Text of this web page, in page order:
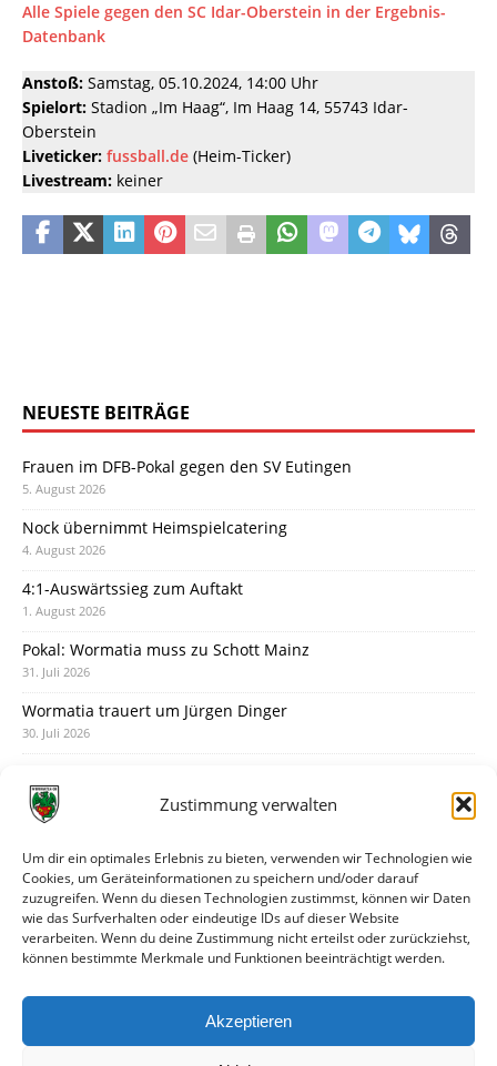
Zustimmung verwalten
Um dir ein optimales Erlebnis zu bieten, verwenden wir Technologien wie
Cookies, um Geräteinformationen zu speichern und/oder darauf
zuzugreifen. Wenn du diesen Technologien zustimmst, können wir Daten
wie das Surfverhalten oder eindeutige IDs auf dieser Website
verarbeiten. Wenn du deine Zustimmung nicht erteilst oder zurückziehst,
können bestimmte Merkmale und Funktionen beeinträchtigt werden.
Akzeptieren
Alle Spiele gegen den SC Idar-Oberstein in der Ergebnis-
Datenbank
Anstoß: Samstag, 05.10.2024, 14:00 Uhr
Spielort: Stadion „Im Haag“, Im Haag 14, 55743 Idar-
Oberstein
Liveticker: fussball.de (Heim-Ticker)
Livestream: keiner
NEUESTE BEITRÄGE
Frauen im DFB-Pokal gegen den SV Eutingen
5. August 2026
Nock übernimmt Heimspielcatering
4. August 2026
4:1-Auswärtssieg zum Auftakt
1. August 2026
Pokal: Wormatia muss zu Schott Mainz
31. Juli 2026
Wormatia trauert um Jürgen Dinger
30. Juli 2026
28. Juli 2026
28. Juli 2026
Neue Podcast-Folge: So tickt Björn!
27. Juli 2026
Eindrücke vom Stadionfest
Unterhaltsamer Abschlusstest mit später Niederlage
25. Juli 2026